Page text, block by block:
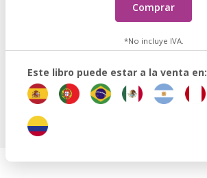
Comprar
*No incluye IVA.
Este libro puede estar a la venta en: